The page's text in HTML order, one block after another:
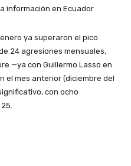
información en Ecuador.
ya superaron el pico
24 agresiones mensuales,
—ya con Guillermo Lasso en
el mes anterior (diciembre del
con ocho